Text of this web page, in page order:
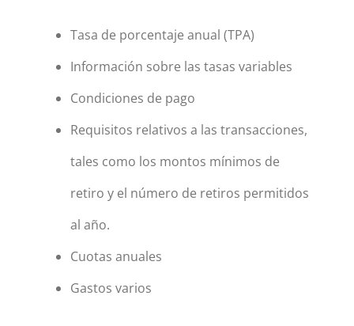
Tasa de porcentaje anual (TPA)
Información sobre las tasas variables
Condiciones de pago
Requisitos relativos a las transacciones,
tales como los montos mínimos de
retiro y el número de retiros permitidos
al año.
Cuotas anuales
Gastos varios